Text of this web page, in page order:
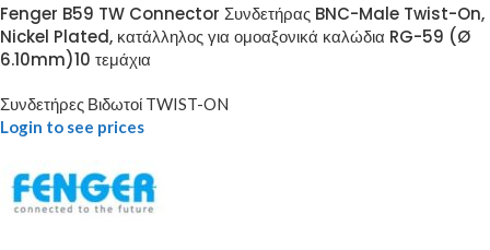
Fenger B59 TW Connector Συνδετήρας BNC-Male Twist-On,
Nickel Plated, κατάλληλος για ομοαξονικά καλώδια RG-59 (Ø
6.10mm)10 τεμάχια
Συνδετήρες Βιδωτοί TWIST-ON
Login to see prices